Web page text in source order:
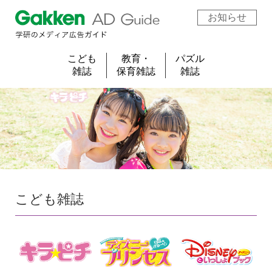
お知らせ
こども
雑誌
教育・
保育雑誌
パズル
雑誌
こども雑誌